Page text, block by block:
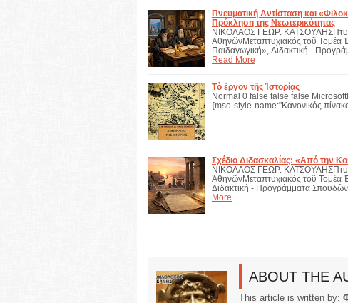
Πνευματική Αντίσταση και
Πρόκληση της Νεωτερικότητας
ΝΙΚΟΛΑΟΣ ΓΕΩΡ.
ἈθηνῶνΜεταπτυχιακός τοῦ
Παιδαγωγική», Διδακτική -
Read More
Τὸ ἔργον τῆς Ἱστορίᾳς
Normal 0 false false false
{mso-style-name:"Κανονικός
Σχέδιο Διδασκαλίας: «Από την
ΝΙΚΟΛΑΟΣ ΓΕΩΡ.
ἈθηνῶνΜεταπτυχιακός τοῦ Τομέα
Διδακτική - Προγράμματα
More
ABOUT THE
This article is written by: